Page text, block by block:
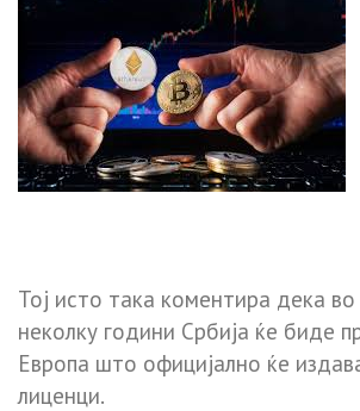
Тој исто така коментира дека
неколку години Србија ќе биде
Европа што официјално ќе
лиценци.